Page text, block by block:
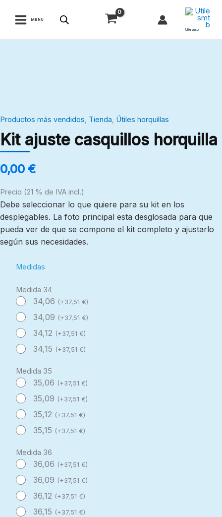
MENU
Utilesmtb
Productos más vendidos, Tienda, Útiles horquillas
Kit ajuste casquillos horquilla
0,00 €
Precio (21 % de IVA incl.)
Debe seleccionar lo que quiere para su kit en los
desplegables. La foto principal esta desglosada para que
pueda ver de que se compone el kit completo y ajustarlo
según sus necesidades.
Medidas
Medida 34
34,06 (+37,51 €)
34,09 (+37,51 €)
34,12 (+37,51 €)
34,15 (+37,51 €)
Medida 35
35,06 (+37,51 €)
35,09 (+37,51 €)
35,12 (+37,51 €)
35,15 (+37,51 €)
Medida 36
36,06 (+37,51 €)
36,09 (+37,51 €)
36,12 (+37,51 €)
36,15 (+37,51 €)